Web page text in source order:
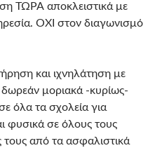
ΤΩΡΑ αποκλειστικά με
ΟΧΙ στον διαγωνισμό
και ιχνηλάτηση με
μοριακά -κυρίως-
όλα τα σχολεία για
φυσικά σε όλους τους
από τα ασφαλιστικά